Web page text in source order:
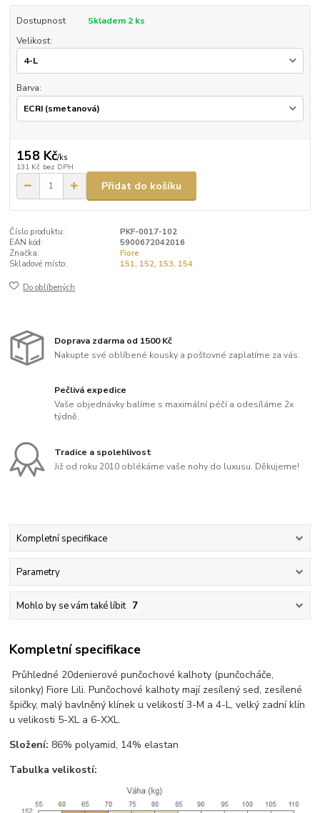
Dostupnost
Skladem 2 ks
Velikost:
Barva:
158 Kč/ks
131 Kč bez DPH
Přidat do košíku
Číslo produktu:
PKF-0017-102
EAN kód:
5900672042016
Značka:
Fiore
Skladové místo:
151, 152, 153, 154
Do oblíbených
Doprava zdarma od 1500 Kč
Nakupte své oblíbené kousky a poštovné zaplatíme za vás.
Pečlivá expedice
Vaše objednávky balíme s maximální péčí a odesíláme 2x
týdně.
Tradice a spolehlivost
Již od roku 2010 oblékáme vaše nohy do luxusu. Děkujeme!
Kompletní specifikace
Parametry
Mohlo by se vám také líbit 7
Kompletní specifikace
Průhledné 20denierové punčochové kalhoty (punčocháče,
silonky) Fiore Lili. Punčochové kalhoty mají zesílený sed, zesílené
špičky, malý bavlněný klínek u velikostí 3-M a 4-L, velký zadní klín
u velikosti 5-XL a 6-XXL.
Složení: 86% polyamid, 14% elastan
Tabulka velikostí: